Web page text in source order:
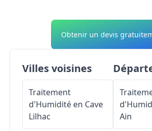
Obtenir un devis
Villes voisines
Traitement
d'Humidité en Cave
Lilhac
Ain